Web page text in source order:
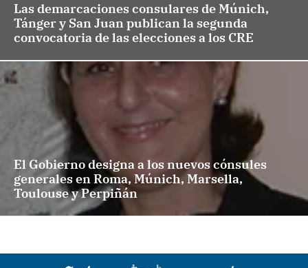
Las demarcaciones consulares de Múnich,
Tánger y San Juan publican la segunda
convocatoria de las elecciones a los CRE
El Gobierno designa a los nuevos cónsules
generales en Roma, Múnich, Marsella,
Toulouse y Perpiñán